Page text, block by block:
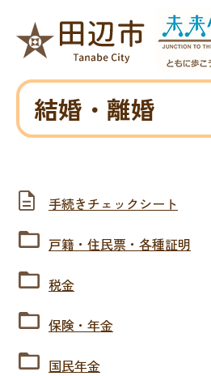
結婚・離婚
手続きチェックシート
戸籍・住民票・各種証明
税金
保険・年金
国民年金